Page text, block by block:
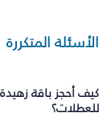
الأسئلة المتكررة
كيف أحجز باقة
للعطلات؟